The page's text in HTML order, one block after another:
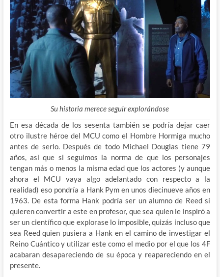
Su historia merece seguir explorándose
En esa década de los sesenta también se podría dejar caer
otro ilustre héroe del MCU como el Hombre Hormiga mucho
antes de serlo. Después de todo Michael Douglas tiene 79
años, así que si seguimos la norma de que los personajes
tengan más o menos la misma edad que los actores (y aunque
ahora el MCU vaya algo adelantado con respecto a la
realidad) eso pondría a Hank Pym en unos diecinueve años en
1963. De esta forma Hank podría ser un alumno de Reed si
quieren convertir a este en profesor, que sea quien le inspiró a
ser un científico que explorase lo imposible, quizás incluso que
sea Reed quien pusiera a Hank en el camino de investigar el
Reino Cuántico y utilizar este como el medio por el que los 4F
acabaran desapareciendo de su época y reapareciendo en el
presente.